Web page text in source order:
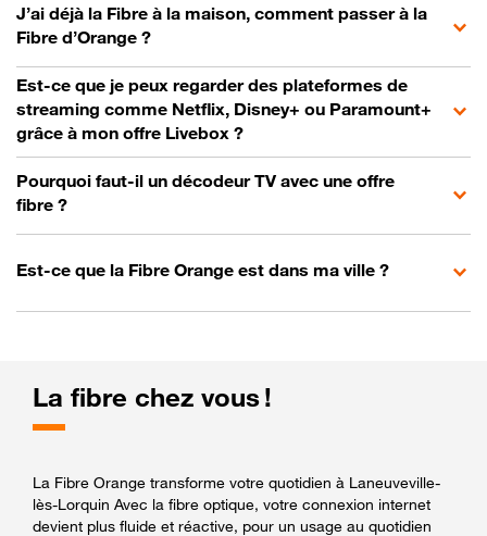
J’ai déjà la Fibre à la maison, comment passer à la
Fibre d’Orange ?
Est-ce que je peux regarder des plateformes de
streaming comme Netflix, Disney+ ou Paramount+
grâce à mon offre Livebox ?
Pourquoi faut-il un décodeur TV avec une offre
fibre ?
Est-ce que la Fibre Orange est dans ma ville ?
La fibre chez vous !
La Fibre Orange transforme votre quotidien à Laneuveville-
lès-Lorquin Avec la fibre optique, votre connexion internet
devient plus fluide et réactive, pour un usage au quotidien